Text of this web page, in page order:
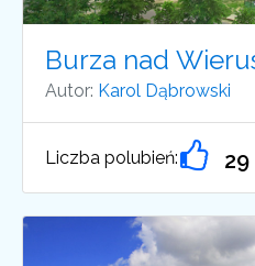
Burza nad
Autor: Karol Dąbrowski
Liczba polubień: 29